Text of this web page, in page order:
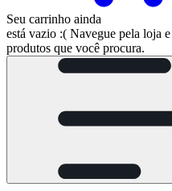
Seu carrinho ainda
está vazio :( Navegue pela loja
produtos que você procura.